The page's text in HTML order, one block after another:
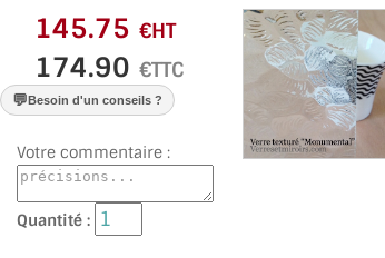
€HT
€TTC
💬Besoin d'un conseils ?
Votre commentaire :
Quantité :